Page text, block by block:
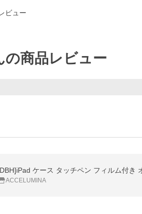
ビュー
商品レビュー
ACCELUMINA